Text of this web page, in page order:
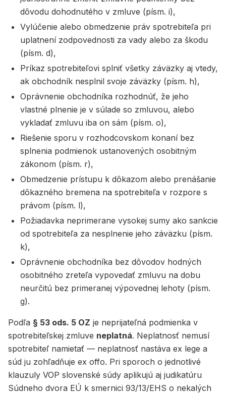
dôvodu dohodnutého v zmluve (písm. i),
Vylúčenie alebo obmedzenie práv spotrebiteľa pri
uplatnení zodpovednosti za vady alebo za škodu
(písm. d),
Príkaz spotrebiteľovi splniť všetky záväzky aj vtedy,
ak obchodník nesplnil svoje záväzky (písm. h),
Oprávnenie obchodníka rozhodnúť, že jeho
vlastné plnenie je v súlade so zmluvou, alebo
vykladať zmluvu iba on sám (písm. o),
Riešenie sporu v rozhodcovskom konaní bez
splnenia podmienok ustanovených osobitným
zákonom (písm. r),
Obmedzenie prístupu k dôkazom alebo prenášanie
dôkazného bremena na spotrebiteľa v rozpore s
právom (písm. l),
Požiadavka neprimerane vysokej sumy ako sankcie
od spotrebiteľa za nesplnenie jeho záväzku (písm.
k),
Oprávnenie obchodníka bez dôvodov hodných
osobitného zreteľa vypovedať zmluvu na dobu
neurčitú bez primeranej výpovednej lehoty (písm.
g).
Podľa § 53 ods. 5 OZ je neprijateľná podmienka v
spotrebiteľskej zmluve neplatná. Neplatnosť nemusí
spotrebiteľ namietať — neplatnosť nastáva ex lege a
súd ju zohľadňuje ex offo. Pri sporoch o jednotlivé
klauzuly VOP slovenské súdy aplikujú aj judikatúru
Súdneho dvora EÚ k smernici 93/13/EHS o nekalých